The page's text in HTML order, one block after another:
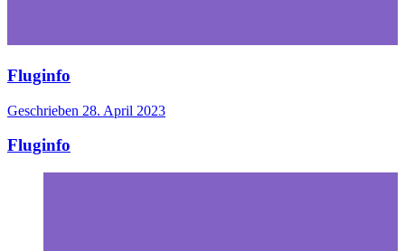
Fluginfo
Geschrieben 28. April 2023
Fluginfo